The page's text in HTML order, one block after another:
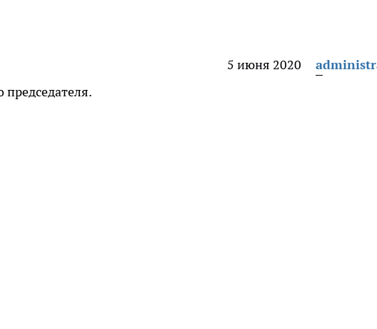
5 июня 2020